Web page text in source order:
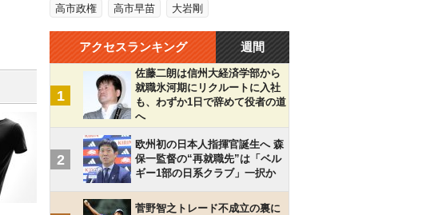
高市政権 高市早苗 大岩剛
アクセスランキング 週間
1
佐藤二朗は信州大経済学部から
就職氷河期にリクルートに入社
も、わずか1日で辞めて役者の道
へ
2
欧州初の日本人指揮官誕生へ 森
保一監督の“再就職先”は「ベル
ギー1部の日系クラブ」一択か
菅野智之トレード不成立の裏に